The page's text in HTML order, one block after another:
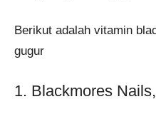
Berikut adalah vitamin
gugur
1. Blackmores